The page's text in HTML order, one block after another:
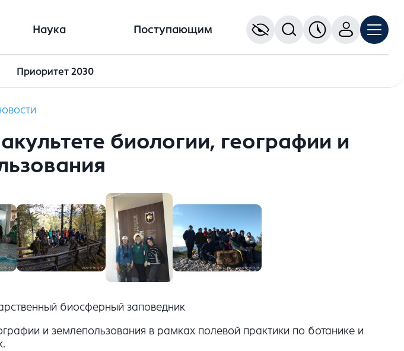
Наука Поступающим
Приоритет 2030
биологии, географии и
биосферный заповедник
и землепользования в рамках полевой практики по ботанике и